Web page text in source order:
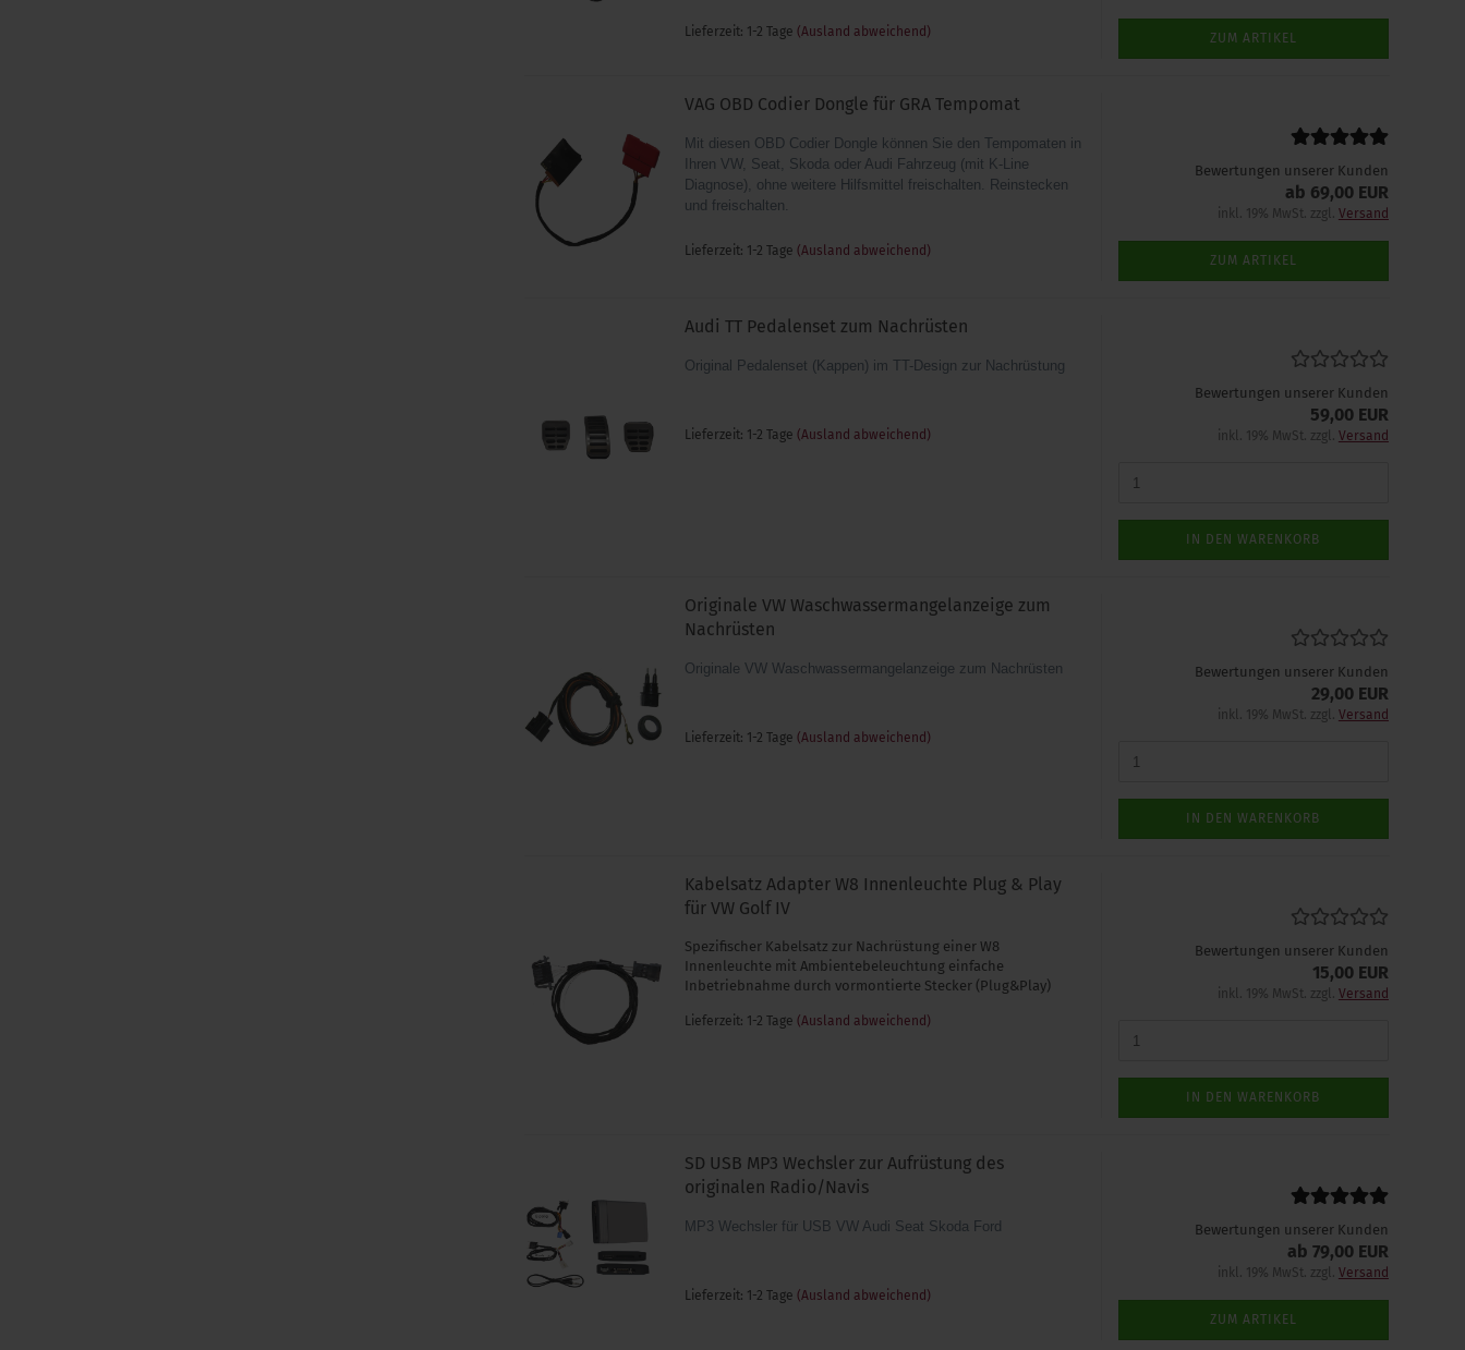
Lieferzeit: 1-2 Tage (Ausland abweichend) ZUM ARTIKEL
VAG OBD Codier Dongle für GRA Tempomat
Mit diesen OBD Codier Dongle können Sie den Tempomaten in
Ihren VW, Seat, Skoda oder Audi Fahrzeug (mit K-Line
Diagnose), ohne weitere Hilfsmittel freischalten. Reinstecken
und freischalten.
Lieferzeit: 1-2 Tage (Ausland abweichend)
Bewertungen unserer Kunden
ab 69,00 EUR
inkl. 19% MwSt. zzgl. Versand
ZUM ARTIKEL
Audi TT Pedalenset zum Nachrüsten
Original Pedalenset (Kappen) im TT-Design zur Nachrüstung
Lieferzeit: 1-2 Tage (Ausland abweichend)
Bewertungen unserer Kunden
59,00 EUR
inkl. 19% MwSt. zzgl. Versand
IN DEN WARENKORB
Originale VW Waschwassermangelanzeige zum
Nachrüsten
Originale VW Waschwassermangelanzeige zum Nachrüsten
Lieferzeit: 1-2 Tage (Ausland abweichend)
Bewertungen unserer Kunden
29,00 EUR
inkl. 19% MwSt. zzgl. Versand
IN DEN WARENKORB
Kabelsatz Adapter W8 Innenleuchte Plug & Play
für VW Golf IV
Spezifischer Kabelsatz zur Nachrüstung einer W8
Innenleuchte mit Ambientebeleuchtung einfache
Inbetriebnahme durch vormontierte Stecker (Plug&Play)
Lieferzeit: 1-2 Tage (Ausland abweichend)
Bewertungen unserer Kunden
15,00 EUR
inkl. 19% MwSt. zzgl. Versand
IN DEN WARENKORB
SD USB MP3 Wechsler zur Aufrüstung des
originalen Radio/Navis
MP3 Wechsler für USB VW Audi Seat Skoda Ford
Lieferzeit: 1-2 Tage (Ausland abweichend)
Bewertungen unserer Kunden
ab 79,00 EUR
inkl. 19% MwSt. zzgl. Versand
ZUM ARTIKEL